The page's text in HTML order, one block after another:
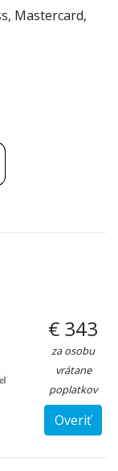
Mastercard,
€ 343
za osobu
vrátane
poplatkov
Overiť